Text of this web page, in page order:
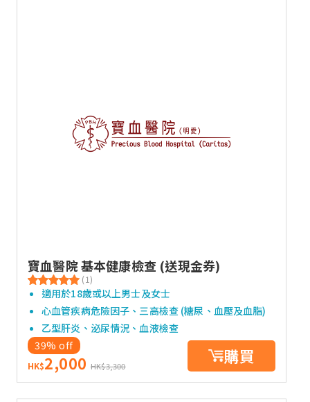
寶血醫院 基本健康檢查 (送現金券)
(1)
適用於18歲或以上男士及女士
心血管疾病危險因子、三高檢查 (糖尿、血壓及血脂)
乙型肝炎、泌尿情況、血液檢查
39% off
HK$2,000 HK$3,300 購買